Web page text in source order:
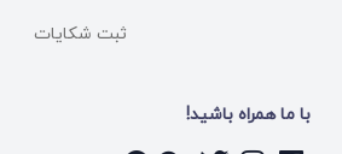
ثبت شکایات
با ما همراه باشید!